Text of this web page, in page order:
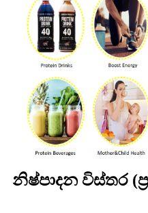
නිෂ්පාදන විස්තර